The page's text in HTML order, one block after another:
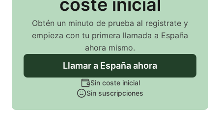
coste inicial
Obtén un minuto de prueba al registrate y
empieza con tu primera llamada a España
ahora mismo.
Llamara Españaahora
Sin coste inicial
Sin suscripciones